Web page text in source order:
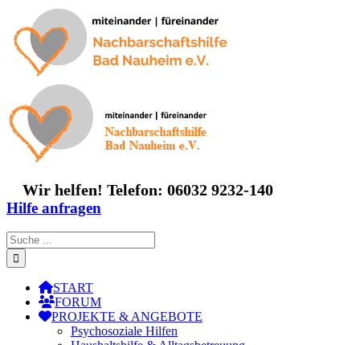
Inhalt
springen
Wir helfen! Telefon: 06032 9232-140
Hilfe anfragen
Suche
nach:
START
FORUM
PROJEKTE & ANGEBOTE
Psychosoziale Hilfen